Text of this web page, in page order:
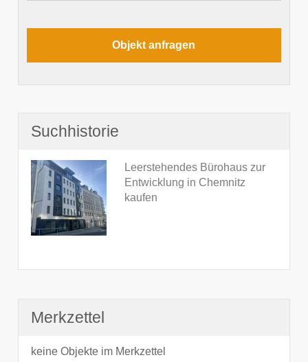
Suchhistorie
Leerstehendes Bürohaus zur
Entwicklung in Chemnitz
kaufen
Merkzettel
keine Objekte im Merkzettel